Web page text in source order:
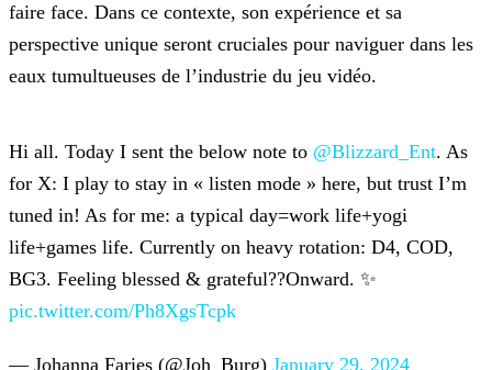
faire face. Dans ce contexte, son expérience et sa
perspective unique seront cruciales pour naviguer dans les
eaux tumultueuses de l’industrie du jeu vidéo.
Hi all. Today I sent the below note to @Blizzard_Ent. As
for X: I play to stay in « listen mode » here, but trust I’m
tuned in! As for me: a typical day=work life+yogi
life+games life. Currently on heavy rotation: D4, COD,
BG3. Feeling blessed & grateful??Onward. ✨
pic.twitter.com/Ph8XgsTcpk
— Johanna Faries (@Joh_Burg) January 29, 2024